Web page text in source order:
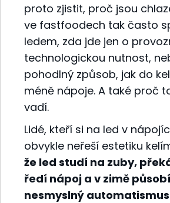
proto zjistit, proč jsou
ve fastfoodech tak často
ledem, zda jde jen o
technologickou nutnost,
pohodlný způsob, jak do
méně nápoje. A také proč
vadí.
Lidé, kteří si na led v
obvykle neřeší estetiku
že led studí na zuby,
ředí nápoj a v zimě
nesmyslný